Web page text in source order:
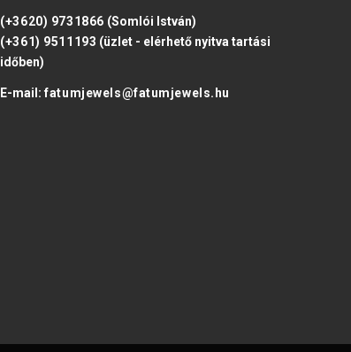
(+3620) 9731866 (Somlói István)
(+361) 9511193 (üzlet - elérhető nyitva tartási
időben)
E-mail:fatumjewels@fatumjewels.hu